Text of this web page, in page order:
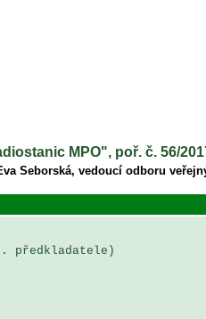
MPO", poř. č. 56/
Seborská, vedoucí odboru